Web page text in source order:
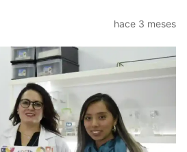
hace 3 meses